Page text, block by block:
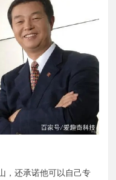
，还承诺他可以自己专